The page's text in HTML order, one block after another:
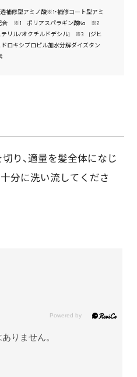
補修型アミノ酸※1・補修コート型アミ
配合 ※1 ポリアスパラギン酸Na ※2
テリル/オクチルドデシル) ※3 (ジヒ
ロキシプロピル加水分解ダイズタン
り、適量を髪全体になじ
分に洗い流してくださ
りません。